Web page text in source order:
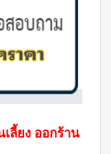
เลี้ยง ออกร้าน